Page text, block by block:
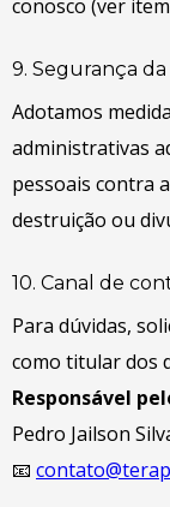
conosco (ver
9. Segurança
Adotamos
administrativas
pessoais contra
destruição ou
10. Canal de
Para dúvidas,
como titular dos
Responsável
Pedro Jailson
📧